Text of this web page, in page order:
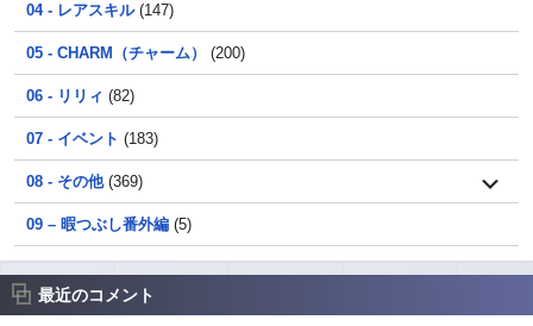
04 - レアスキル(147)
05 - CHARM（チャーム） (200)
06 - リリィ (82)
07 - イベント (183)
08 - その他(369)
09 – 暇つぶし番外編 (5)
最近のコメント